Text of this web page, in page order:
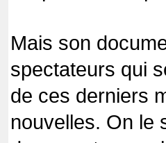
Mais son
spectateurs qui
de ces derniers
nouvelles. On le